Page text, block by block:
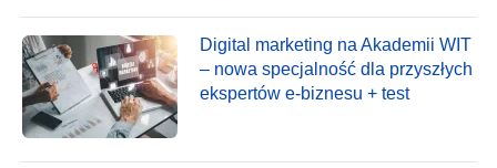
Digital marketing na Akademii WIT
– nowa specjalność dla przyszłych
ekspertów e-biznesu + test